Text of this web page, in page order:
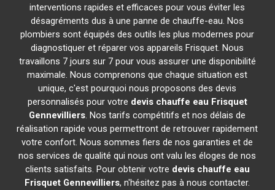
interventions rapides et efficaces pour vous éviter les
désagréments dus à une panne de chauffe-eau. Nos
plombiers sont équipés des outils les plus modernes pour
diagnostiquer et réparer vos appareils Frisquet. Nous
travaillons 7 jours sur 7 pour vous assurer une disponibilité
maximale. Nous comprenons que chaque situation est
unique, c'est pourquoi nous proposons des devis
personnalisés pour votre devis chauffe eau Frisquet
Gennevilliers. Nos tarifs compétitifs et nos délais de
réalisation rapide vous permettront de retrouver rapidement
votre confort. Nous sommes fiers de nos garanties et de
nos services de qualité qui nous ont valu les éloges de nos
clients satisfaits. Pour obtenir votre devis chauffe eau
Frisquet Gennevilliers, n'hésitez pas à nous contacter.